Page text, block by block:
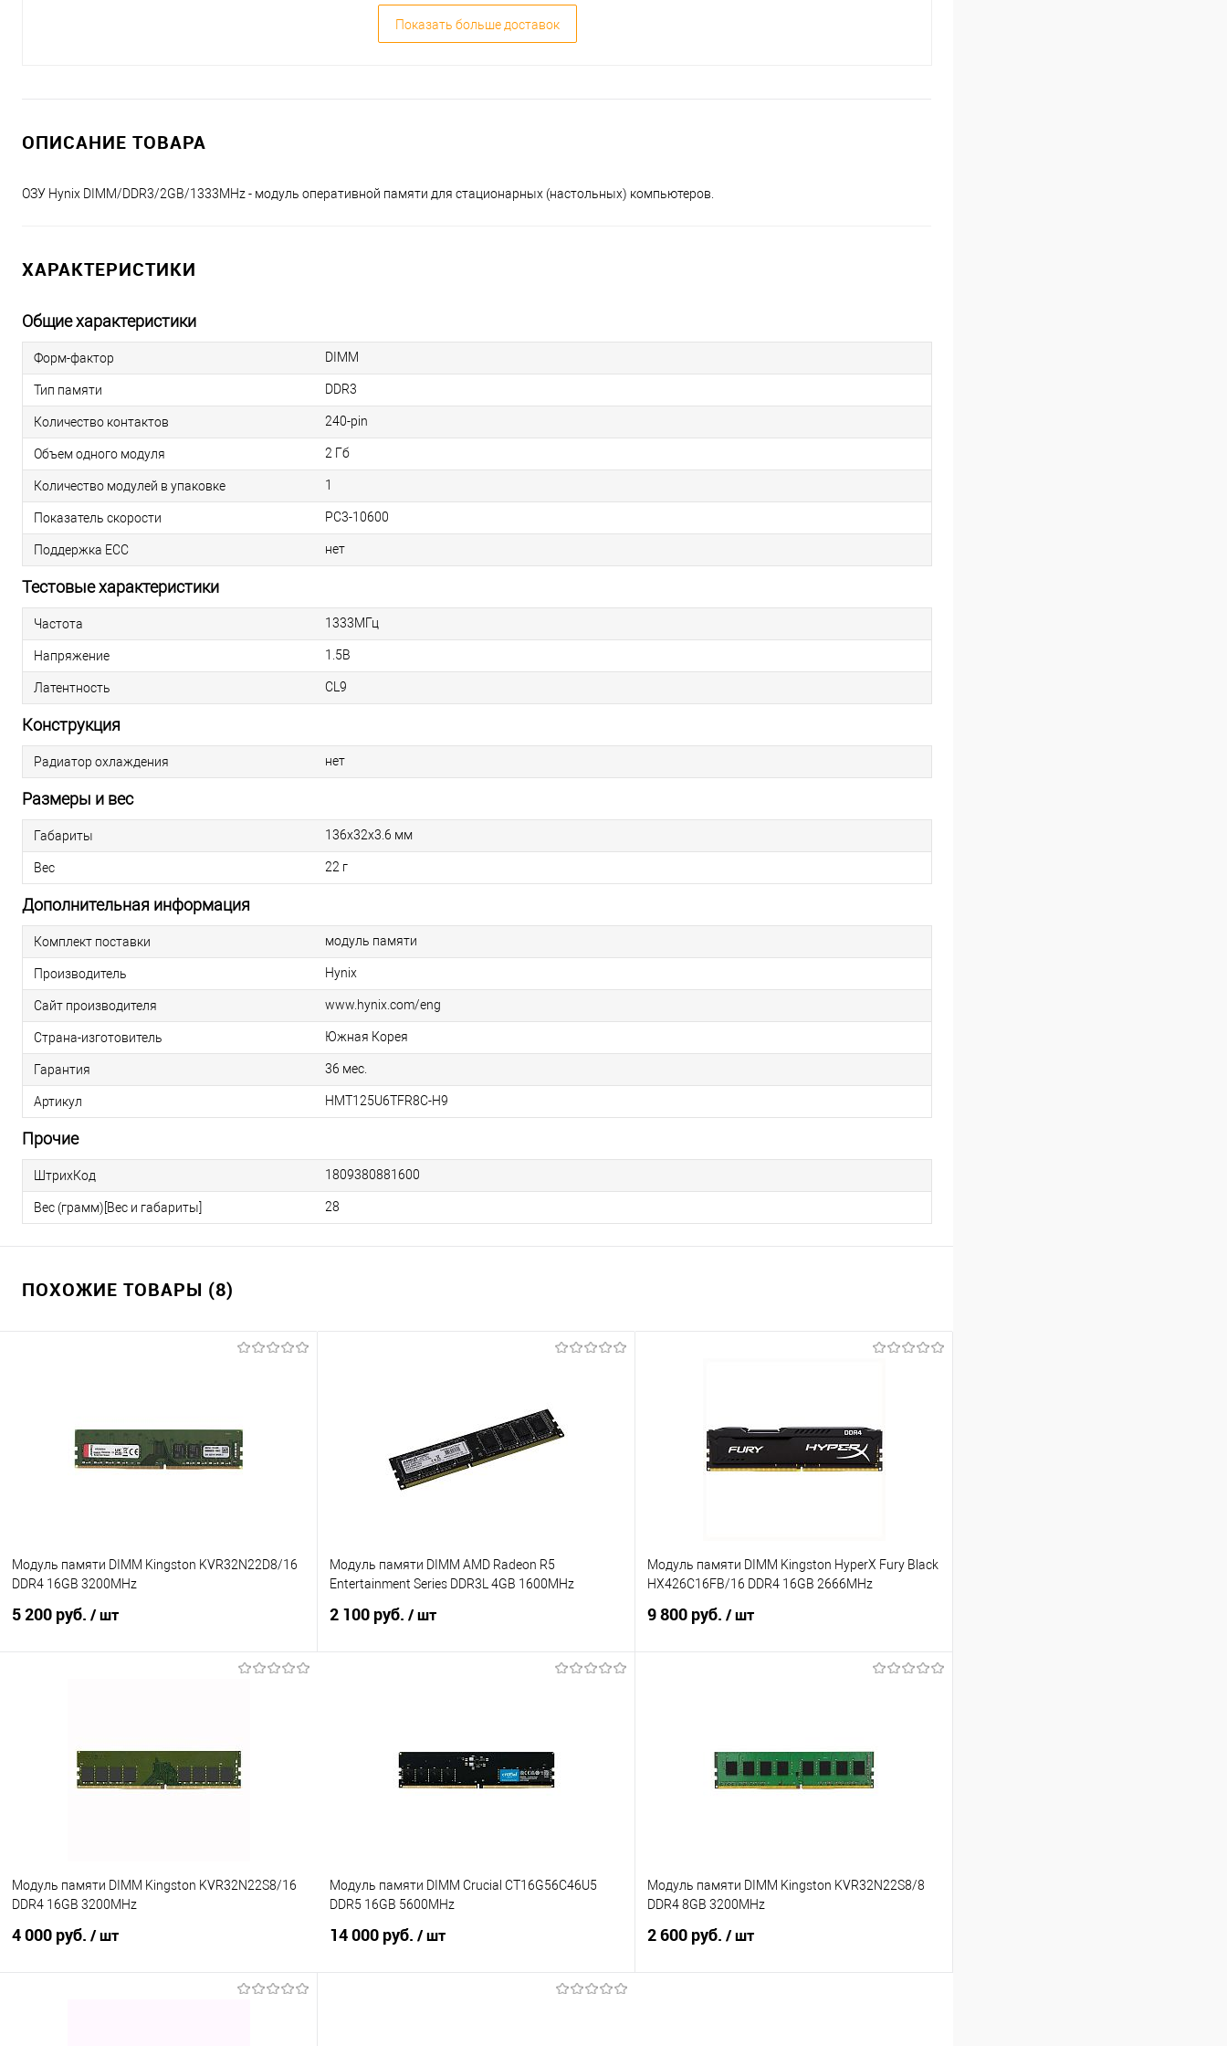
Показать больше доставок
ОПИСАНИЕ ТОВАРА
ОЗУ Hynix DIMM/DDR3/2GB/1333MHz - модуль оперативной памяти для стационарных (настольных) компьютеров.
ХАРАКТЕРИСТИКИ
Общие характеристики
Форм-фактор DIMM
Тип памяти DDR3
Количество контактов 240-pin
Объем одного модуля 2 Гб
Количество модулей в упаковке 1
Показатель скорости PC3-10600
Поддержка ECC нет
Тестовые характеристики
Частота 1333МГц
Напряжение 1.5В
Латентность CL9
Конструкция
Радиатор охлаждения нет
Размеры и вес
Габариты 136х32х3.6 мм
Вес 22 г
Дополнительная информация
Комплект поставки модуль памяти
Производитель Hynix
Сайт производителя www.hynix.com/eng
Страна-изготовитель Южная Корея
Гарантия 36 мес.
Артикул HMT125U6TFR8C-H9
Прочие
ШтрихКод 1809380881600
Вес (грамм)[Вес и габариты] 28
ПОХОЖИЕ ТОВАРЫ (8)
Модуль памяти DIMM Kingston KVR32N22D8/16
DDR4 16GB 3200MHz
5 200 руб. / шт
В избранное
В наличии
Модуль памяти DIMM AMD Radeon R5
Entertainment Series DDR3L 4GB 1600MHz
2 100 руб. / шт
В избранное
В наличии
Модуль памяти DIMM Kingston HyperX Fury Black
HX426C16FB/16 DDR4 16GB 2666MHz
9 800 руб. / шт
В избранное
В наличии
Модуль памяти DIMM Kingston KVR32N22S8/16
DDR4 16GB 3200MHz
4 000 руб. / шт
Модуль памяти DIMM Crucial CT16G56C46U5
DDR5 16GB 5600MHz
14 000 руб. / шт
Модуль памяти DIMM Kingston KVR32N22S8/8
DDR4 8GB 3200MHz
2 600 руб. / шт